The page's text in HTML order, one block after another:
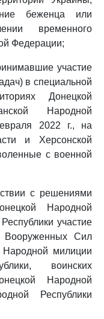
беженца или
временного
Федерации;
участие
в специальной
Донецкой
Народной
2022 г., на
и Херсонской
с военной
с решениями
Народной
участие
Вооруженных Сил
Народной милиции
воинских
Народной
Республики